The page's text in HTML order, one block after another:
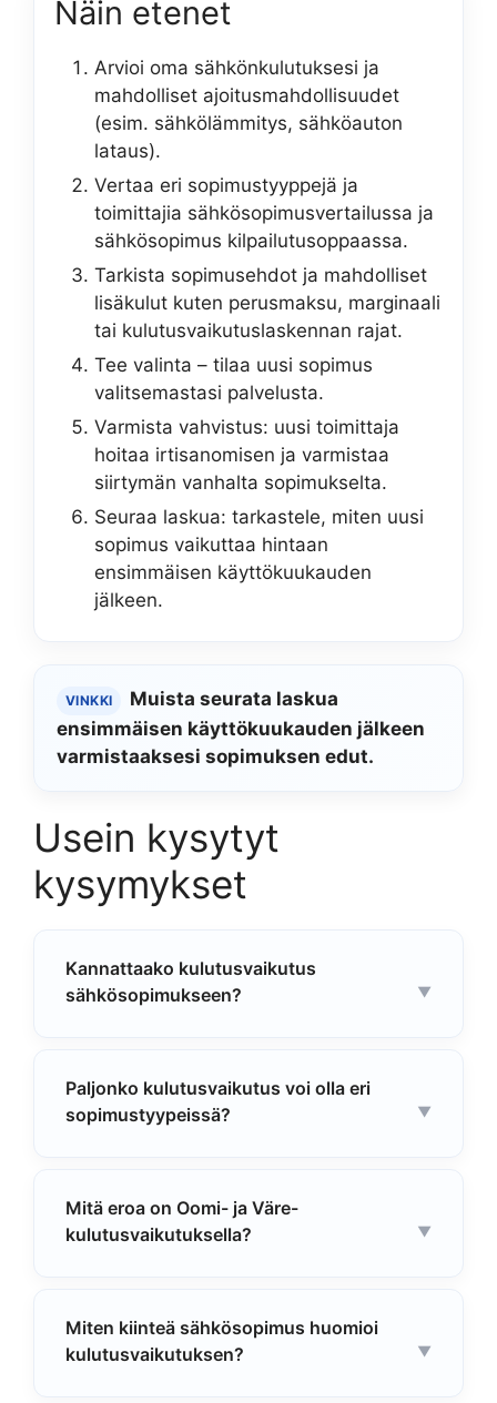
Näin etenet
Arvioi oma sähkönkulutuksesi ja
mahdolliset ajoitusmahdollisuudet
(esim. sähkölämmitys, sähköauton
lataus).
Vertaa eri sopimustyyppejä ja
toimittajia sähkösopimusvertailussa ja
sähkösopimus kilpailutusoppaassa.
Tarkista sopimusehdot ja mahdolliset
lisäkulut kuten perusmaksu, marginaali
tai kulutusvaikutuslaskennan rajat.
Tee valinta – tilaa uusi sopimus
valitsemastasi palvelusta.
Varmista vahvistus: uusi toimittaja
hoitaa irtisanomisen ja varmistaa
siirtymän vanhalta sopimukselta.
Seuraa laskua: tarkastele, miten uusi
sopimus vaikuttaa hintaan
ensimmäisen käyttökuukauden
jälkeen.
VINKKI
Muista seurata laskua
ensimmäisen käyttökuukauden jälkeen
varmistaaksesi sopimuksen edut.
Usein kysytyt
kysymykset
Kannattaako kulutusvaikutus
sähkösopimukseen?
Paljonko kulutusvaikutus voi olla eri
sopimustyypeissä?
Mitä eroa on Oomi- ja Väre-
kulutusvaikutuksella?
Miten kiinteä sähkösopimus huomioi
kulutusvaikutuksen?